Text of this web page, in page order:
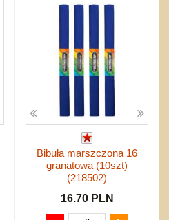
Bibuła marszczona 16
granatowa (10szt)
(218502)
16.70 PLN